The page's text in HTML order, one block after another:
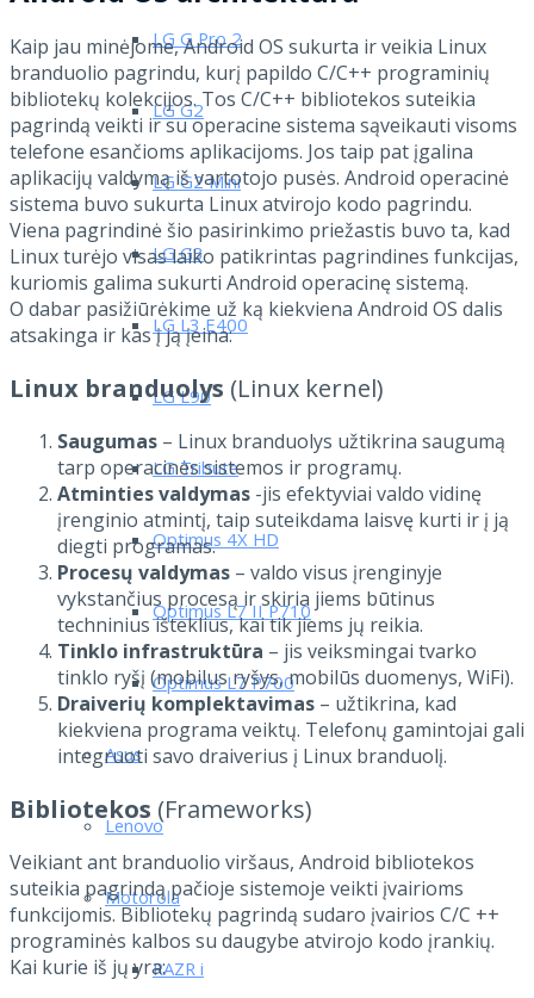
LG G Pro 2
LG G2
LG G2 Mini
LG G3
LG L3 E400
LG L90
LG Tribute
Optimus 4X HD
Optimus L7 II P710
Optimus L7 P700
Asus
Lenovo
Motorola
RAZR i
Kaip jau minėjome, Android OS sukurta ir veikia Linux
branduolio pagrindu, kurį papildo C/C++ programinių
bibliotekų kolekcijos. Tos C/C++ bibliotekos suteikia
pagrindą veikti ir su operacine sistema sąveikauti visoms
telefone esančioms aplikacijoms. Jos taip pat įgalina
aplikacijų valdymą iš vartotojo pusės. Android operacinė
sistema buvo sukurta Linux atvirojo kodo pagrindu.
Viena pagrindinė šio pasirinkimo priežastis buvo ta, kad
Linux turėjo visas laiko patikrintas pagrindines funkcijas,
kuriomis galima sukurti Android operacinę sistemą.
O dabar pasižiūrėkime už ką kiekviena Android OS dalis
atsakinga ir kas į ją įeina:
Linux branduolys (Linux kernel)
Saugumas – Linux branduolys užtikrina saugumą
tarp operacinės sistemos ir programų.
Atminties valdymas -jis efektyviai valdo vidinę
įrenginio atmintį, taip suteikdama laisvę kurti ir į ją
diegti programas.
Procesų valdymas – valdo visus įrenginyje
vykstančius procesą ir skiria jiems būtinus
techninius išteklius, kai tik jiems jų reikia.
Tinklo infrastruktūra – jis veiksmingai tvarko
tinklo ryšį (mobilus ryšys, mobilūs duomenys, WiFi).
Draiverių komplektavimas – užtikrina, kad
kiekviena programa veiktų. Telefonų gamintojai gali
integruoti savo draiverius į Linux branduolį.
Bibliotekos (Frameworks)
Veikiant ant branduolio viršaus, Android bibliotekos
suteikia pagrindą pačioje sistemoje veikti įvairioms
funkcijomis. Bibliotekų pagrindą sudaro įvairios C/C ++
programinės kalbos su daugybe atvirojo kodo įrankių.
Kai kurie iš jų yra: